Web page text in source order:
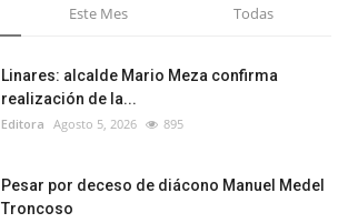
Este Mes Todas
Linares: alcalde Mario Meza confirma
realización de la...
Editora Agosto 5, 2026 895
Pesar por deceso de diácono Manuel Medel
Troncoso